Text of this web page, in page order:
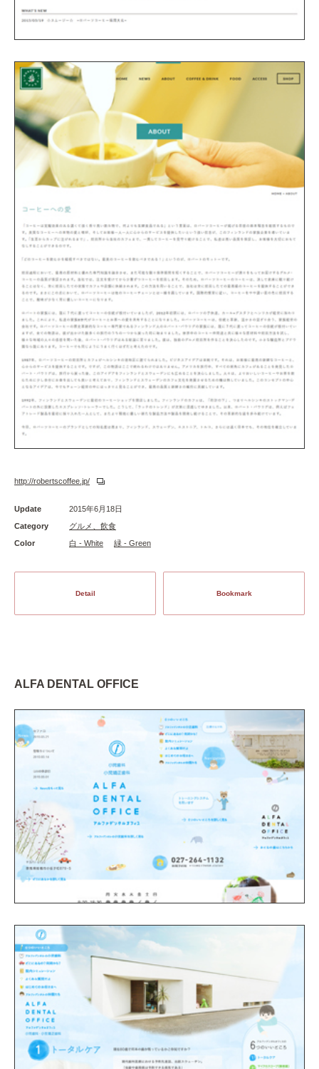
http://robertscoffee.jp/
Update
2015年6月18日
Category
グルメ、飲食
Color
白 - White 緑 - Green
Detail Bookmark
ALFA DENTAL OFFICE